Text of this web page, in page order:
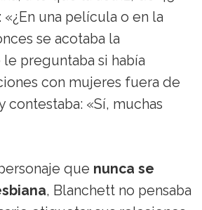
«¿En una película o en la
se acotaba la
preguntaba si había
con mujeres fuera de
contestaba: «Sí, muchas
que nunca se
, Blanchett no pensaba